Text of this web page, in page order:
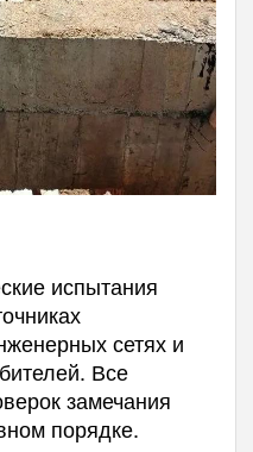
испытания
сетях и
Все
замечания
порядке.